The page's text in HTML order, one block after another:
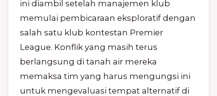
ini diambil setelah manajemen klub
memulai pembicaraan eksploratif dengan
salah satu klub kontestan Premier
League. Konflik yang masih terus
berlangsung di tanah air mereka
memaksa tim yang harus mengungsi ini
untuk mengevaluasi tempat alternatif di